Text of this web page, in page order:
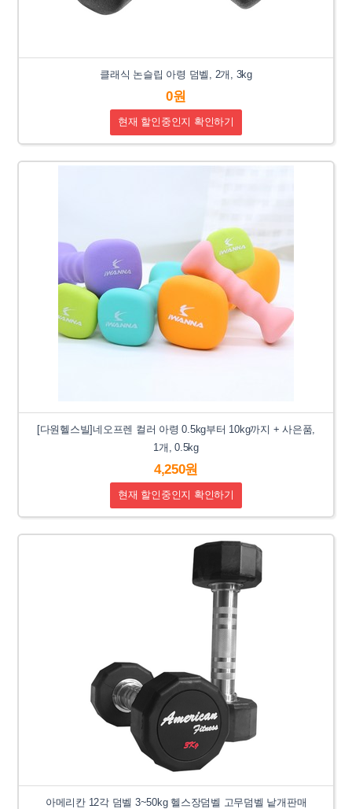
클래식 논슬립 아령 덤벨, 2개, 3kg
0원
현재 할인중인지 확인하기
[다원헬스빌]네오프렌 컬러 아령 0.5kg부터 10kg까지 + 사은품,
1개, 0.5kg
4,250원
현재 할인중인지 확인하기
아메리칸 12각 덤벨 3~50kg 헬스장덤벨 고무덤벨 낱개판매